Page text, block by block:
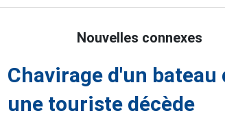
Nouvelles connexes
Chavirage d'un bateau
une touriste décède